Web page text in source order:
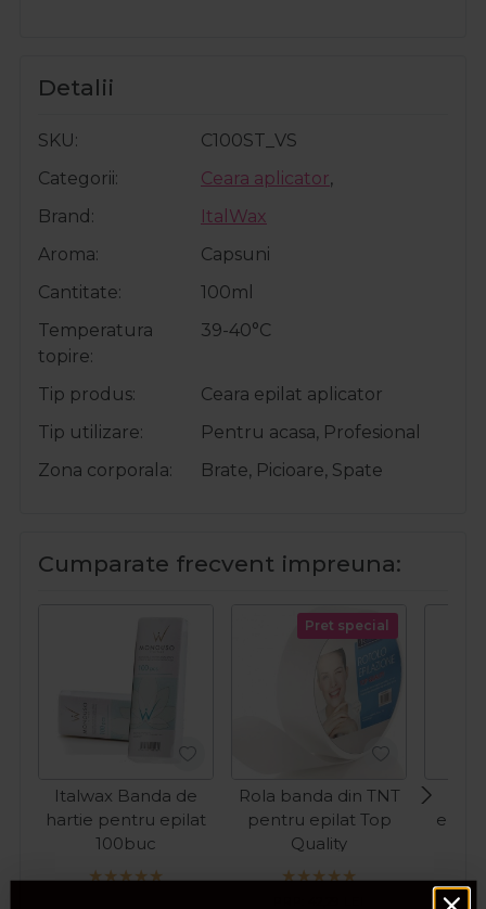
Detalii
SKU
C100ST_VS
Categorii
Ceara aplicator,
Brand
ItalWax
Aroma
Capsuni
Cantitate
100ml
Temperatura
topire
39-40°C
Tip produs
Ceara epilat aplicator
Tip utilizare
Pentru acasa, Profesional
Zona corporala
Brate, Picioare, Spate
Cumparate frecvent impreuna:
Italwax Banda de
hartie pentru epilat
100buc
Pret special
Rola banda din TNT
pentru epilat Top
Quality